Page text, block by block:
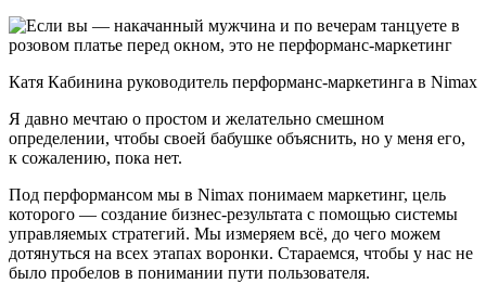
Катя Кабинина руководитель перформанс-маркетинга в Nimax
Я давно мечтаю о простом и желательно смешном
определении, чтобы своей бабушке объяснить, но у меня его,
к сожалению, пока нет.
Под перформансом мы в Nimax понимаем маркетинг, цель
которого — создание бизнес-результата с помощью системы
управляемых стратегий. Мы измеряем всё, до чего можем
дотянуться на всех этапах воронки. Стараемся, чтобы у нас не
было пробелов в понимании пути пользователя.